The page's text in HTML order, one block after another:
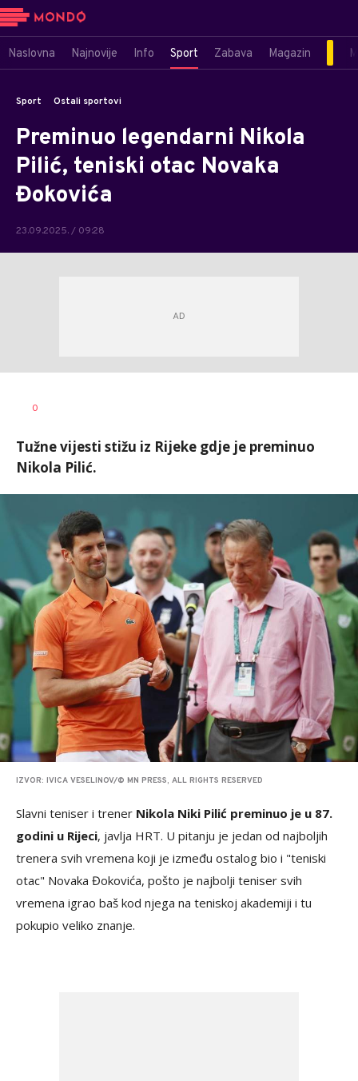
Naslovna Najnovije Info Sport Zabava Magazin
Sport Ostali sportovi
Preminuo legendarni Nikola
Pilić, teniski otac Novaka
Đokovića
23.09.2025. / 09:28
0
Tužne vijesti stižu iz Rijeke gdje je preminuo
Nikola Pilić.
IZVOR: IVICA VESELINOV/© MN PRESS, ALL RIGHTS RESERVED
Slavni teniser i trener Nikola Niki Pilić preminuo je u 87.
godini u Rijeci, javlja HRT. U pitanju je jedan od najboljih
trenera svih vremena koji je između ostalog bio i "teniski
otac" Novaka Đokovića, pošto je najbolji teniser svih
vremena igrao baš kod njega na teniskoj akademiji i tu
pokupio veliko znanje.